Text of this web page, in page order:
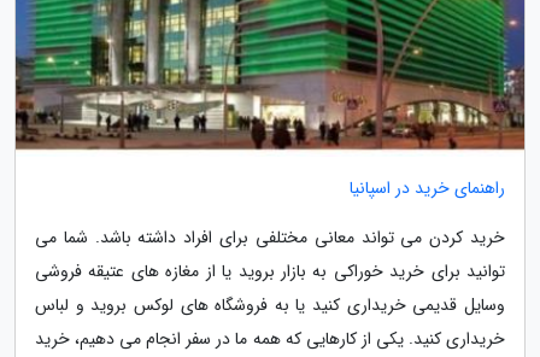
راهنمای خرید در اسپانیا
خرید کردن می تواند معانی مختلفی برای افراد داشته باشد. شما می
توانید برای خرید خوراکی به بازار بروید یا از مغازه های عتیقه فروشی
وسایل قدیمی خریداری کنید یا به فروشگاه های لوکس بروید و لباس
خریداری کنید. یکی از کارهایی که همه ما در سفر انجام می دهیم، خرید